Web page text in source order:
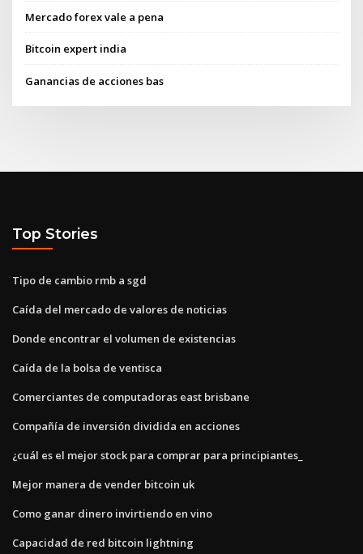
Mercado forex vale a pena
Bitcoin expert india
Ganancias de acciones bas
Top Stories
Tipo de cambio rmb a sgd
Caída del mercado de valores de noticias
Donde encontrar el volumen de existencias
Caída de la bolsa de ventisca
Comerciantes de computadoras east brisbane
Compañía de inversión dividida en acciones
¿cuál es el mejor stock para comprar para principiantes_
Mejor manera de vender bitcoin uk
Como ganar dinero invirtiendo en vino
Capacidad de red bitcoin lightning